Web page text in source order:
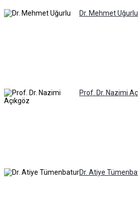
Dr. Mehmet Uğurlu
Prof. Dr. Nazimi
Dr. Atiye